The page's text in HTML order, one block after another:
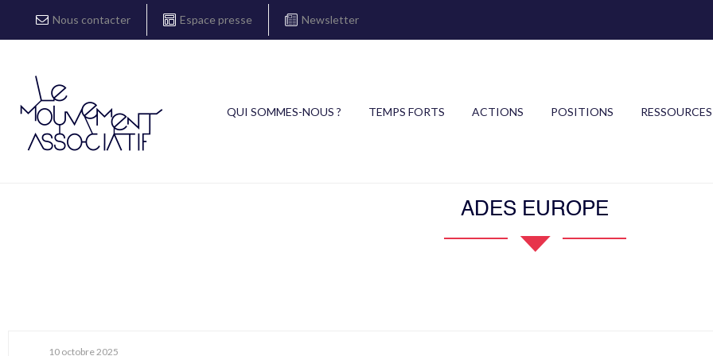
Nous contacter Espace presse Newsletter
QUI SOMMES-NOUS ? TEMPS FORTS ACTIONS POSITIONS RESSOURCES
ADES EUROPE
10 octobre 2025